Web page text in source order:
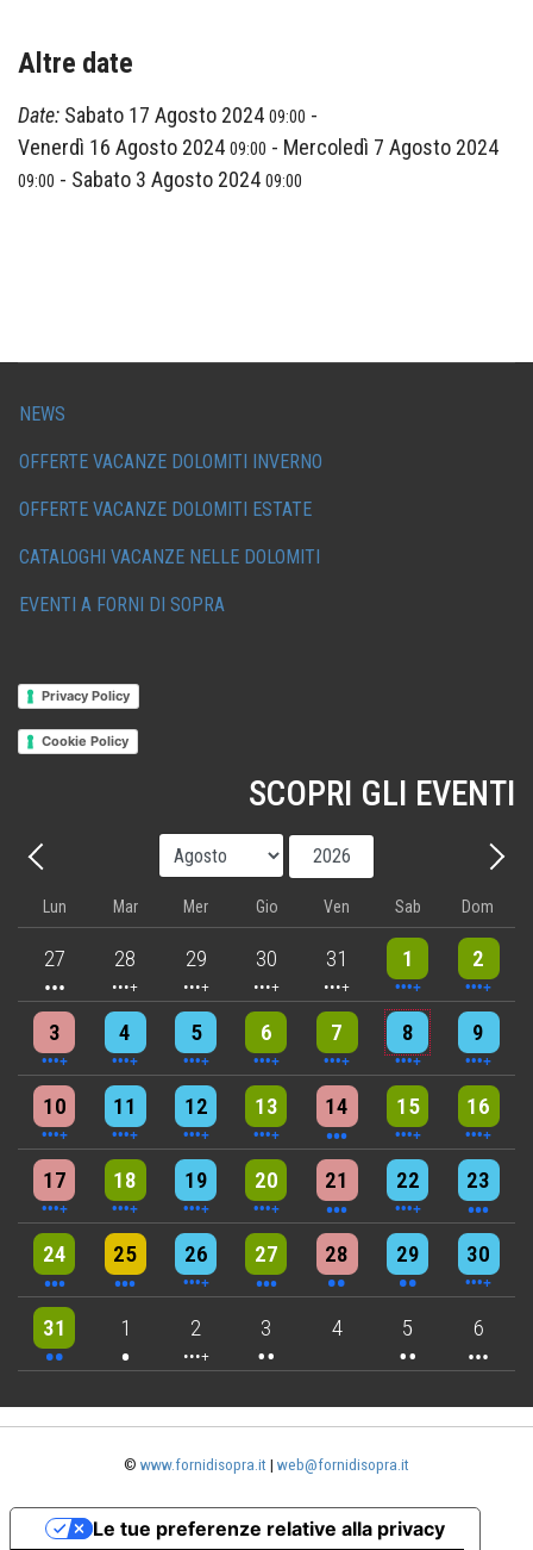
Altre date
Date: Sabato 17 Agosto 2024 09:00 -
Venerdì 16 Agosto 2024 09:00 - Mercoledì 7 Agosto 2024
09:00 - Sabato 3 Agosto 2024 09:00
NEWS
OFFERTE VACANZE DOLOMITI INVERNO
OFFERTE VACANZE DOLOMITI ESTATE
CATALOGHI VACANZE NELLE DOLOMITI
EVENTI A FORNI DI SOPRA
Privacy Policy
Cookie Policy
SCOPRI GLI EVENTI
Precedente - Mese
Anno
Lun Mar Mer Gio Ven Sab Dom
27
3 events 28
4 events 29
5 events 30
5 events 31
5 events 1
9 events 2
8 events
3
4 events 4
4 events 5
7 events 6
6 events 7
5 events 8
7 events 9
8 events
10
5 events 11
7 events 12
6 events 13
9 events 14
3 events 15
7 events 16
4 events
17
5 events 18
6 events 19
7 events 20
6 events 21
3 events 22
4 events 23
3 events
24
3 events 25
3 events 26
6 events 27
3 events 28
2 events 29
2 events 30
4 events
31
2 events 1
One event 2
4 events 3
2 events 4 5
2 events 6
3 events
© www.fornidisopra.it | web@fornidisopra.it
Le tue preferenze relative alla privacy